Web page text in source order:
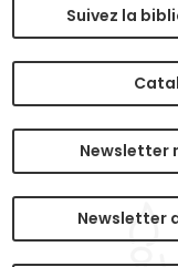
Suivez la
Newsletter
Newsletter